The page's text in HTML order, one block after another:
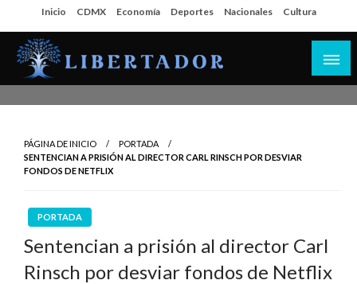
al
contenido
Inicio CDMX Economía Deportes Nacionales Cultura
PÁGINA DE INICIO
PORTADA
SENTENCIAN A PRISIÓN AL DIRECTOR CARL RINSCH POR DESVIAR
FONDOS DE NETFLIX
PORTADA
Sentencian a prisión al director Carl
Rinsch por desviar fondos de Netflix